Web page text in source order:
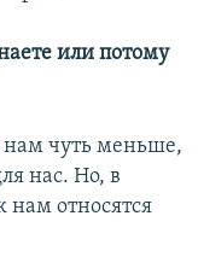
или потому
чуть меньше,
нас. Но, в
нам относятся